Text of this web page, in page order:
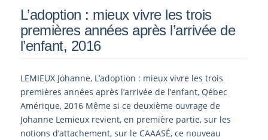
L’adoption : mieux vivre les trois
premières années après l’arrivée de
l’enfant, 2016
LEMIEUX Johanne, L’adoption : mieux vivre les trois
premières années après l’arrivée de l’enfant, Qébec
Amérique, 2016 Même si ce deuxième ouvrage de
Johanne Lemieux revient, en première partie, sur les
notions d’attachement, sur le CAAASÉ, ce nouveau